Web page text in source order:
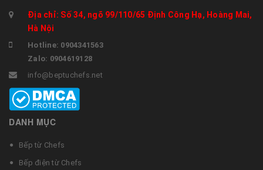
Địa chỉ: Số 34, ngõ 99/110/65 Định Công Hạ, Hoàng Mai,
Hà Nội
Hotline: 0904341563
Zalo: 0904619128
info@beptuchefs.net
DANH MỤC
Bếp từ Chefs
Bếp điện từ Chefs